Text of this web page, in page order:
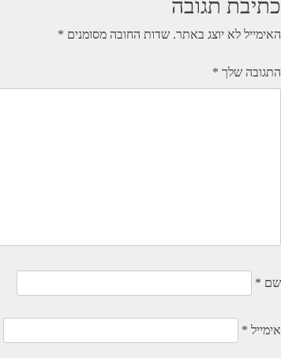
כתיבת תגובה
האימייל לא יוצג באתר. שדות החובה מסומנים *
התגובה שלך *
שם *
אימייל *